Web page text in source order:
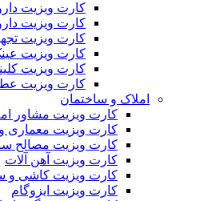
کارت ویزیت
کارت ویزیت
کارت ویزیت
کارت ویزیت
کارت ویزیت
کارت ویزیت
املاک و ساختمان
کارت ویزیت مشاور
کارت ویزیت معماری
کارت ویزیت مصالح
کارت ویزیت آهن آلات
کارت ویزیت کاشی و
کارت ویزیت ایزوگام